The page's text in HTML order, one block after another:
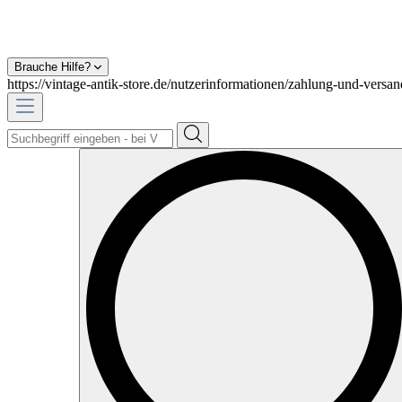
Brauche Hilfe?
https://vintage-antik-store.de/nutzerinformationen/zahlung-und-